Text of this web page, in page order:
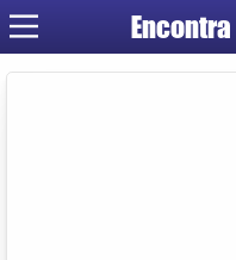
Encontra